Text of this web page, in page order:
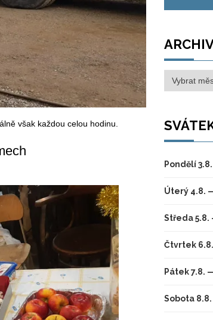
však každou celou hodinu.
Archivy
Pondělí
Úterý 4.8.
Středa 5.8.
Čtvrtek
Pátek 7.8.
Sobota